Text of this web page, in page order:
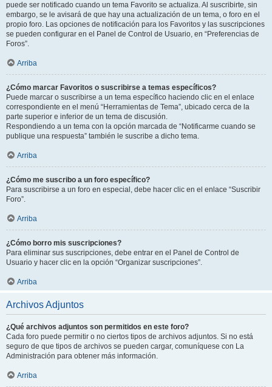
puede ser notificado cuando un tema Favorito se actualiza. Al suscribirte, sin
embargo, se le avisará de que hay una actualización de un tema, o foro en el
propio foro. Las opciones de notificación para los Favoritos y las suscripciones
se pueden configurar en el Panel de Control de Usuario, en “Preferencias de
Foros”.
Arriba
¿Cómo marcar Favoritos o suscribirse a temas específicos?
Puede marcar o suscribirse a un tema específico haciendo clic en el enlace
correspondiente en el menú “Herramientas de Tema”, ubicado cerca de la
parte superior e inferior de un tema de discusión.
Respondiendo a un tema con la opción marcada de “Notificarme cuando se
publique una respuesta” también le suscribe a dicho tema.
Arriba
¿Cómo me suscribo a un foro específico?
Para suscribirse a un foro en especial, debe hacer clic en el enlace “Suscribir
Foro”.
Arriba
¿Cómo borro mis suscripciones?
Para eliminar sus suscripciones, debe entrar en el Panel de Control de
Usuario y hacer clic en la opción “Organizar suscripciones”.
Arriba
Archivos Adjuntos
¿Qué archivos adjuntos son permitidos en este foro?
Cada foro puede permitir o no ciertos tipos de archivos adjuntos. Si no está
seguro de que tipos de archivos se pueden cargar, comuníquese con La
Administración para obtener más información.
Arriba